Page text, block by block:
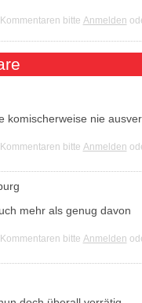
bitte Anmelden
komischerweise nie
bitte Anmelden
mehr als genug davon
bitte Anmelden